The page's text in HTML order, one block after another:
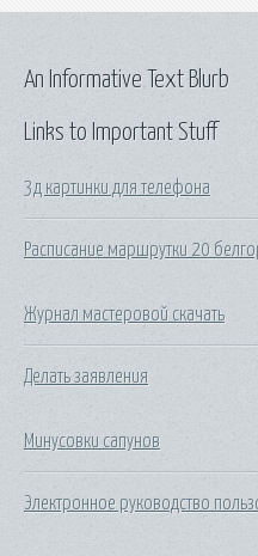
Links to Important Stuff
3д картинки для телефона
Расписание маршрутки 20
Журнал мастеровой скачать
Делать заявления
Минусовки сапунов
Электронное руководство
An Informative Text Blurb